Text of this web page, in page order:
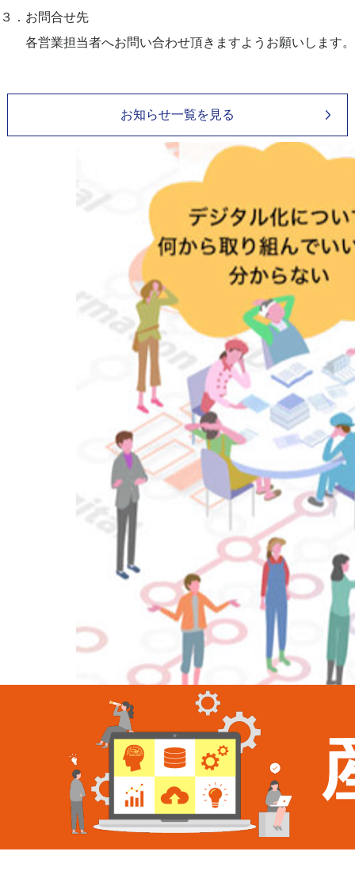
３．お問合せ先
各営業担当者へお問い合わせ頂きますようお願いします。
お知らせ一覧を見る